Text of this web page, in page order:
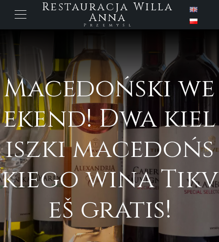
Restauracja Willa
Anna
Przemyśl
Macedoński we
ekend! Dwa kiel
iszki macedońs
kiego wina Tikv
eš gratis!